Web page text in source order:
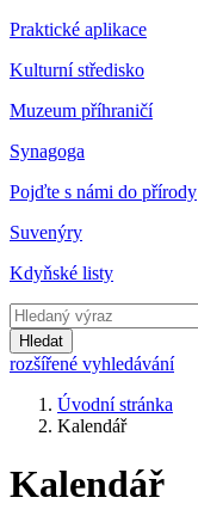
Praktické aplikace
Kulturní středisko
Muzeum příhraničí
Synagoga
Pojďte s námi do přírody
Suvenýry
Kdyňské listy
Hledat
rozšířené vyhledávání
Úvodní stránka
Kalendář
Kalendář